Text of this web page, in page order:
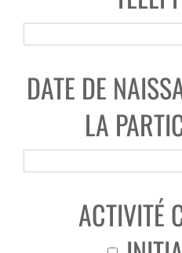
DATE DE
LA
ACTIVITÉ